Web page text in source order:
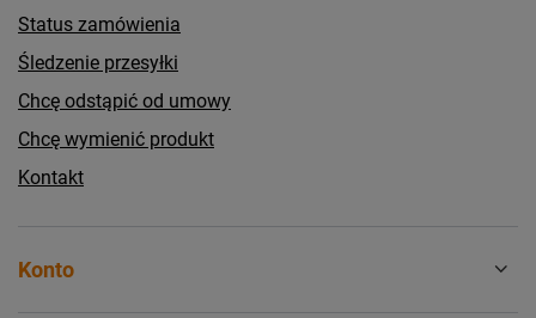
Status zamówienia
Śledzenie przesyłki
Chcę odstąpić od umowy
Chcę wymienić produkt
Kontakt
Konto